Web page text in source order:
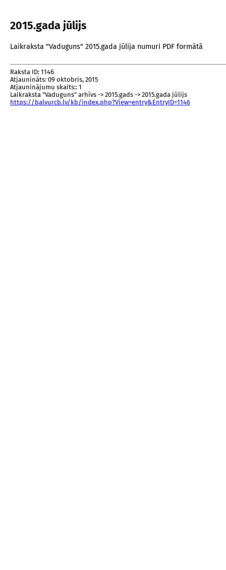
2015.gada jūlijs
Laikraksta "Vaduguns" 2015.gada jūlija numuri PDF formātā
Raksta ID: 1146
Atjaunināts: 09 oktobris, 2015
Atjauninājumu skaits:: 1
Laikraksta "Vaduguns" arhīvs -> 2015.gads -> 2015.gada jūlijs
https://balvurcb.lv/kb/index.php?View=entry&EntryID=1146